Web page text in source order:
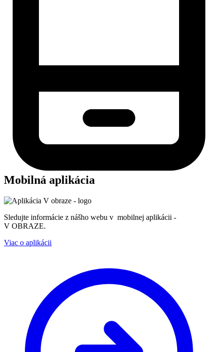
Mobilná aplikácia
Sledujte informácie z nášho webu v mobilnej aplikácii -
V OBRAZE.
Viac o aplikácii